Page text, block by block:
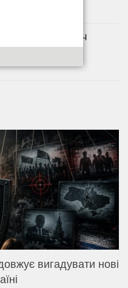
повернення із СЗЧ
вигадувати нові